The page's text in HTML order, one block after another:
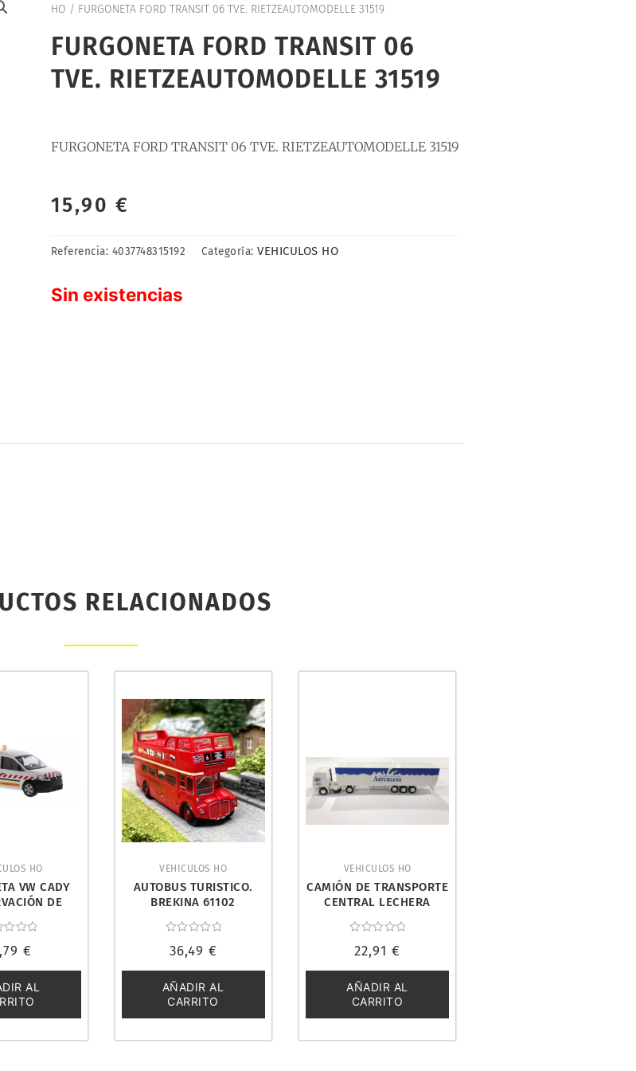
HO / FURGONETA FORD TRANSIT 06 TVE. RIETZEAUTOMODELLE 31519
FURGONETA FORD TRANSIT 06
TVE. RIETZEAUTOMODELLE 31519
FURGONETA FORD TRANSIT 06 TVE. RIETZEAUTOMODELLE 31519
15,90 €
Referencia: 4037748315192 Categoría:VEHICULOS HO
Sin existencias
RELACIONADOS
HO
VW CADY
DE
€
AL
VEHICULOS HO
AUTOBUS TURISTICO.
BREKINA 61102
con
de
5
36,49 €
AÑADIR AL
CARRITO
VEHICULOS HO
CAMIÓN DE TRANSPORTE
CENTRAL LECHERA
con
de
5
22,91€
AÑADIR AL
CARRITO